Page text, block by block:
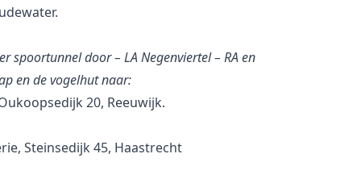
spoortunnel door – LA Negenviertel – RA en
en de vogelhut naar:
20, Reeuwijk.
Steinsedijk 45, Haastrecht